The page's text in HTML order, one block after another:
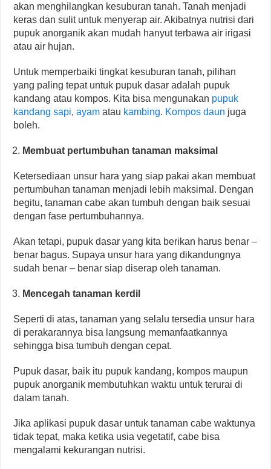
akan menghilangkan kesuburan tanah. Tanah menjadi
keras dan sulit untuk menyerap air. Akibatnya nutrisi dari
pupuk anorganik akan mudah hanyut terbawa air irigasi
atau air hujan.
Untuk memperbaiki tingkat kesuburan tanah, pilihan
yang paling tepat untuk pupuk dasar adalah pupuk
kandang atau kompos. Kita bisa mengunakan pupuk
kandang sapi,ayam atau kambing. Kompos daun juga
boleh.
Membuat pertumbuhan tanaman maksimal
Ketersediaan unsur hara yang siap pakai akan membuat
pertumbuhan tanaman menjadi lebih maksimal. Dengan
begitu, tanaman cabe akan tumbuh dengan baik sesuai
dengan fase pertumbuhannya.
Akan tetapi, pupuk dasar yang kita berikan harus benar –
benar bagus. Supaya unsur hara yang dikandungnya
sudah benar – benar siap diserap oleh tanaman.
Mencegah tanaman kerdil
Seperti di atas, tanaman yang selalu tersedia unsur hara
di perakarannya bisa langsung memanfaatkannya
sehingga bisa tumbuh dengan cepat.
Pupuk dasar, baik itu pupuk kandang, kompos maupun
pupuk anorganik membutuhkan waktu untuk terurai di
dalam tanah.
Jika aplikasi pupuk dasar untuk tanaman cabe waktunya
tidak tepat, maka ketika usia vegetatif, cabe bisa
mengalami kekurangan nutrisi.